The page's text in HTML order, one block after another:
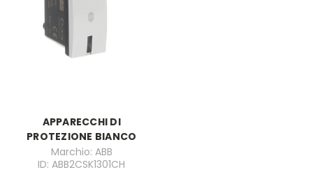
APPARECCHI DI
PROTEZIONE BIANCO
Marchio: ABB
ID: ABB2CSK1301CH